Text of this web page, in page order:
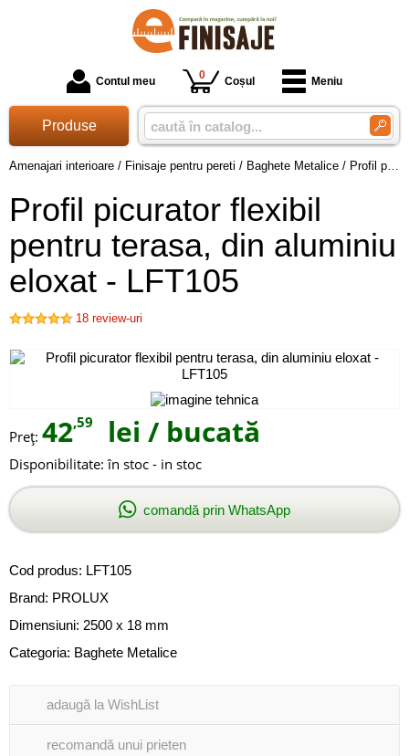
Contul meu 0 Coșul Meniu
Produse
Amenajari interioare / Finisaje pentru pereti / Baghete Metalice / Profil picurator flexibil pentru terasa, din aluminiu eloxat - LFT105
Profil picurator flexibil
pentru terasa, din aluminiu
eloxat - LFT105
18 review-uri
Preţ: 42,59 lei / bucată
Disponibilitate: în stoc - in stoc
comandă prin WhatsApp
Cod produs: LFT105
Brand: PROLUX
Dimensiuni: 2500 x 18 mm
Categoria: Baghete Metalice
adaugă la WishList
recomandă unui prieten